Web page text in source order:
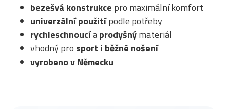
bezešvá konstrukce pro maximální komfort
univerzální použitípodle potřeby
rychleschnoucíaprodyšnýmateriál
vhodný pro sport i běžné nošení
vyrobeno v Německu